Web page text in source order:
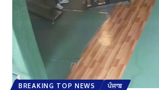
BREAKING TOP NEWS ਪੰਜਾਬ